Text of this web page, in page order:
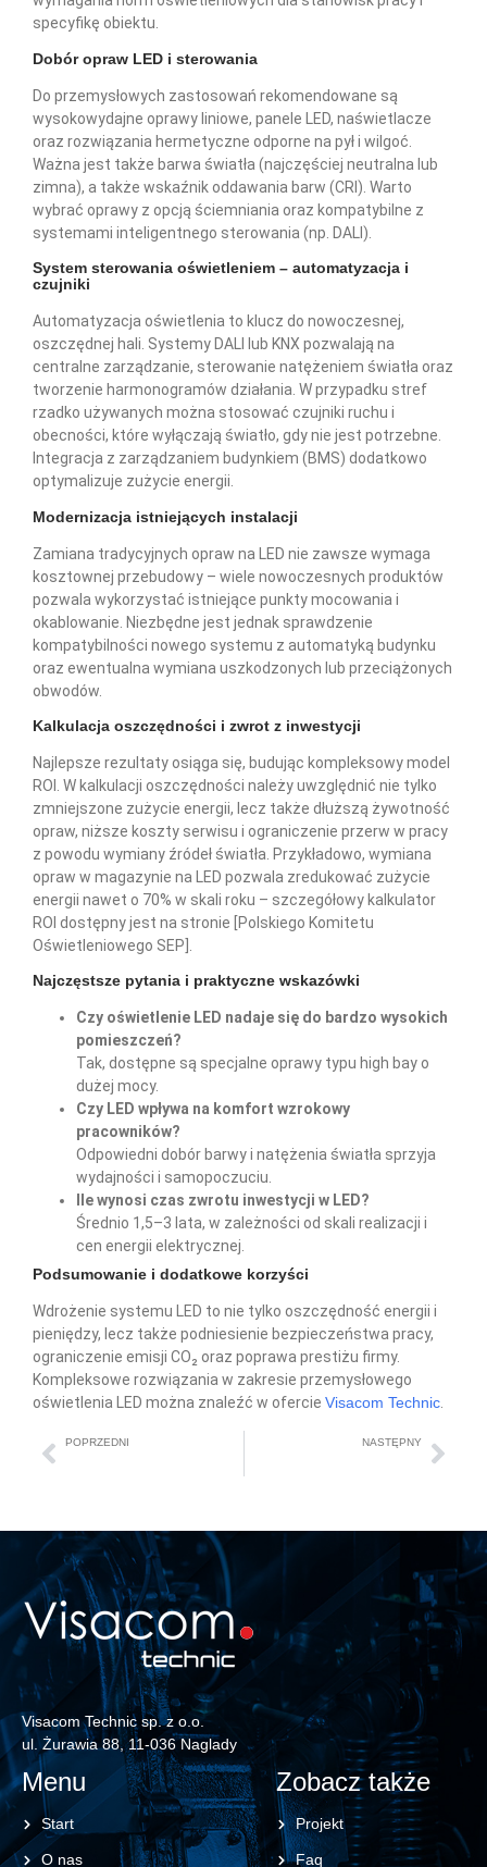
specyfikę obiektu.
Dobór opraw LED i sterowania
Do przemysłowych zastosowań rekomendowane są
wysokowydajne oprawy liniowe, panele LED, naświetlacze
oraz rozwiązania hermetyczne odporne na pył i wilgoć.
Ważna jest także barwa światła (najczęściej neutralna lub
zimna), a także wskaźnik oddawania barw (CRI). Warto
wybrać oprawy z opcją ściemniania oraz kompatybilne z
systemami inteligentnego sterowania (np. DALI).
System sterowania oświetleniem – automatyzacja i
czujniki
Automatyzacja oświetlenia to klucz do nowoczesnej,
oszczędnej hali. Systemy DALI lub KNX pozwalają na
centralne zarządzanie, sterowanie natężeniem światła oraz
tworzenie harmonogramów działania. W przypadku stref
rzadko używanych można stosować czujniki ruchu i
obecności, które wyłączają światło, gdy nie jest potrzebne.
Integracja z zarządzaniem budynkiem (BMS) dodatkowo
optymalizuje zużycie energii.
Modernizacja istniejących instalacji
Zamiana tradycyjnych opraw na LED nie zawsze wymaga
kosztownej przebudowy – wiele nowoczesnych produktów
pozwala wykorzystać istniejące punkty mocowania i
okablowanie. Niezbędne jest jednak sprawdzenie
kompatybilności nowego systemu z automatyką budynku
oraz ewentualna wymiana uszkodzonych lub przeciążonych
obwodów.
Kalkulacja oszczędności i zwrot z inwestycji
Najlepsze rezultaty osiąga się, budując kompleksowy model
ROI. W kalkulacji oszczędności należy uwzględnić nie tylko
zmniejszone zużycie energii, lecz także dłuższą żywotność
opraw, niższe koszty serwisu i ograniczenie przerw w pracy
z powodu wymiany źródeł światła. Przykładowo, wymiana
opraw w magazynie na LED pozwala zredukować zużycie
energii nawet o 70% w skali roku – szczegółowy kalkulator
ROI dostępny jest na stronie [Polskiego Komitetu
Oświetleniowego SEP].
Najczęstsze pytania i praktyczne wskazówki
Czy oświetlenie LED nadaje się do bardzo wysokich
pomieszczeń?
Tak, dostępne są specjalne oprawy typu high bay o
dużej mocy.
Czy LED wpływa na komfort wzrokowy
pracowników?
Odpowiedni dobór barwy i natężenia światła sprzyja
wydajności i samopoczuciu.
Ile wynosi czas zwrotu inwestycji w LED?
Średnio 1,5–3 lata, w zależności od skali realizacji i
cen energii elektrycznej.
Podsumowanie i dodatkowe korzyści
Wdrożenie systemu LED to nie tylko oszczędność energii i
pieniędzy, lecz także podniesienie bezpieczeństwa pracy,
ograniczenie emisji CO₂ oraz poprawa prestiżu firmy.
Kompleksowe rozwiązania w zakresie przemysłowego
oświetlenia LED można znaleźć w ofercie Visacom Technic.
POPRZEDNI
NASTĘPNY
Visacom Technic sp. z o.o.
ul. Żurawia 88, 11-036 Naglady
Menu
Start
O nas
Zobacz także
Projekt
Faq